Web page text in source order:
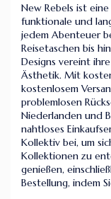
New Rebels ist
funktionale und
jedem Abenteuer
Reisetaschen bis
Designs vereint
Ästhetik. Mit
kostenlosem
problemlosen
Niederlanden und
nahtloses
Kollektiv bei, um
Kollektionen zu
genießen,
Bestellung, indem